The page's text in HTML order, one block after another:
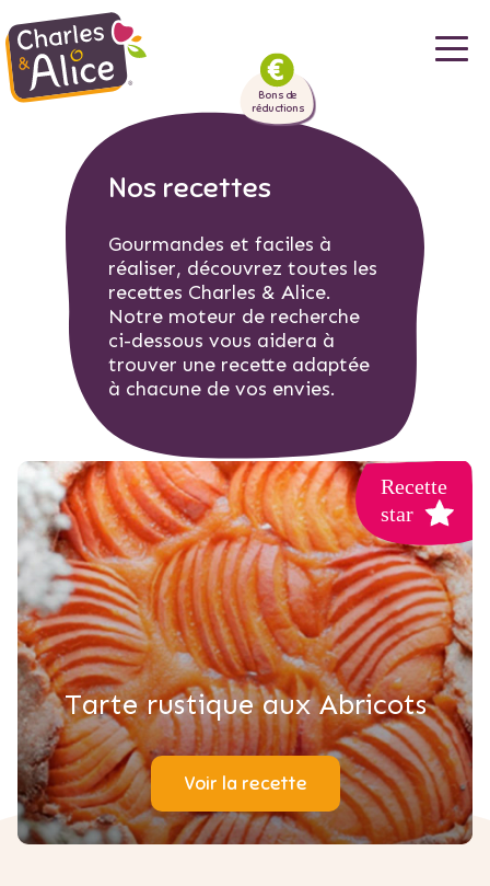
Aller
au
contenu
Bons de
réductions
Nos recettes
Gourmandes et faciles à
réaliser, découvrez toutes les
recettes Charles & Alice.
Notre moteur de recherche
ci-dessous vous aidera à
trouver une recette adaptée
à chacune de vos envies.
Tarte rustique aux Abricots
Voir la recette